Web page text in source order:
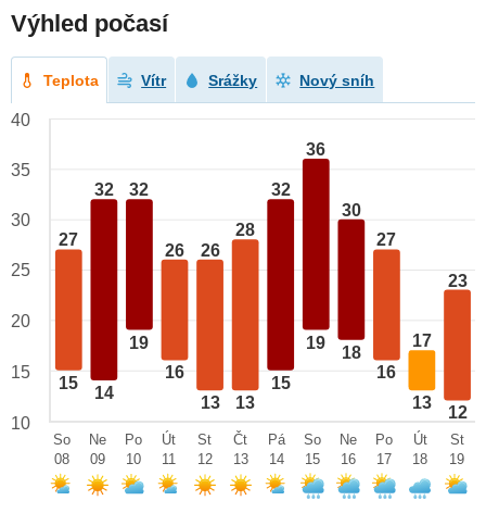
Výhled počasí
Teplota Vítr Srážky Nový sníh
27
15
32
14
32
19
26
16
26
13
28
13
32
15
36
19
30
18
27
16
17
13
23
12
40
35
30
25
20
15
10
So
08
Ne
09
Po
10
Út
11
St
12
Čt
13
Pá
14
So
15
Ne
16
Po
17
Út
18
St
19